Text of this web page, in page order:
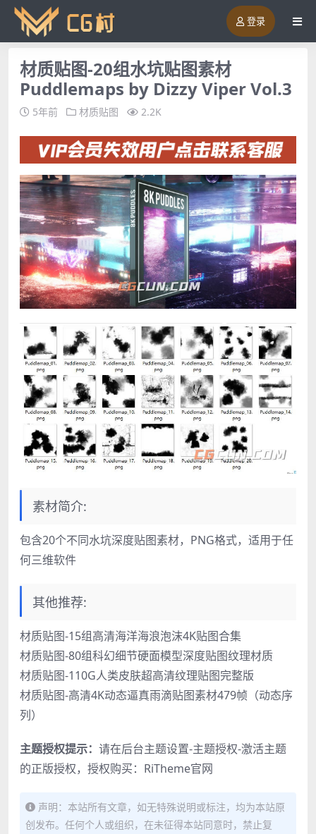
登录
材质贴图-20组水坑贴图素材
Puddlemaps by Dizzy Viper Vol.3
5年前 材质贴图 2.2K
素材简介:
包含20个不同水坑深度贴图素材，PNG格式，适用于任
何三维软件
其他推荐:
材质贴图-15组高清海洋海浪泡沫4K贴图合集
材质贴图-80组科幻细节硬面模型深度贴图纹理材质
材质贴图-110G人类皮肤超高清纹理贴图完整版
材质贴图-高清4K动态逼真雨滴贴图素材479帧（动态序
列）
主题授权提示： 请在后台主题设置-主题授权-激活主题
的正版授权，授权购买： RiTheme官网
声明：本站所有文章，如无特殊说明或标注，均为本站原
创发布。任何个人或组织，在未征得本站同意时，禁止复